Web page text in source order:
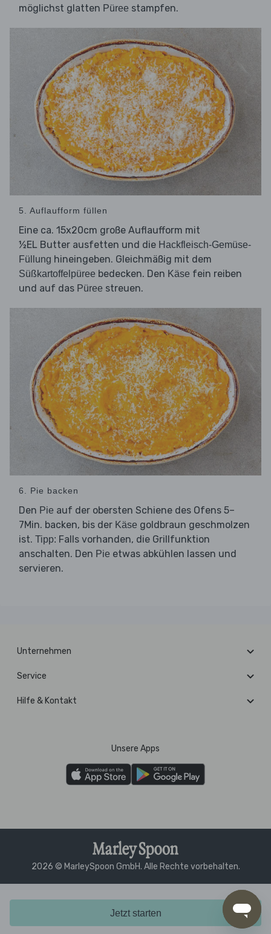
Jetzt starten
möglichst glatten Püree stampfen.
5. Auflaufform füllen
Eine ca. 15x20cm große Auflaufform mit
½EL Butter ausfetten und die Hackfleisch-Gemüse-
Füllung hineingeben. Gleichmäßig mit dem
Süßkartoffelpüree bedecken. Den Käse fein reiben
und auf das Püree streuen.
6. Pie backen
Den Pie auf der obersten Schiene des Ofens 5–
7Min. backen, bis der Käse goldbraun geschmolzen
ist. Tipp: Falls vorhanden, die Grillfunktion
anschalten. Den Pie etwas abkühlen lassen und
servieren.
Unternehmen
Service
Hilfe & Kontakt
Unsere Apps
2026 © MarleySpoon GmbH. Alle Rechte vorbehalten.